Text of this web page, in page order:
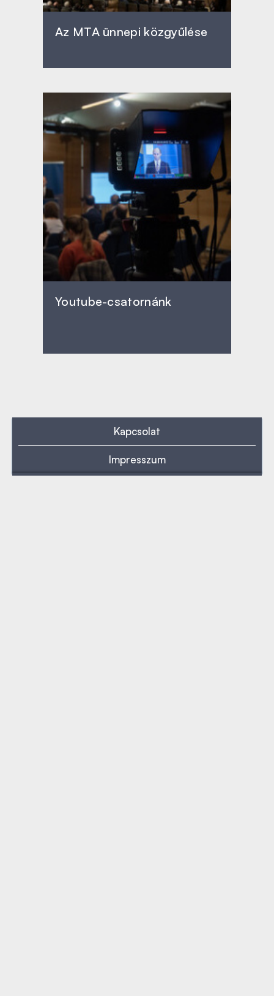
Az MTA ünnepi közgyűlése
Youtube-csatornánk
Kapcsolat
Impresszum